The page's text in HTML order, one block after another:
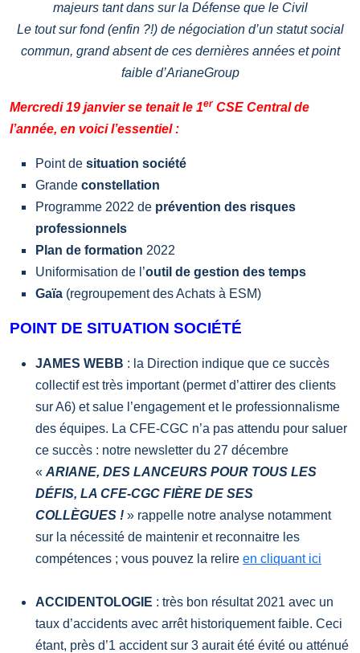
majeurs tant dans sur la Défense que le Civil
Le tout sur fond (enfin ?!) de négociation d’un statut social
commun, grand absent de ces dernières années et point
faible d’ArianeGroup
Mercredi 19 janvier se tenait le 1er CSE Central de
l’année, en voici l’essentiel :
Point de situation société
Grande constellation
Programme 2022 de prévention des risques
professionnels
Plan de formation 2022
Uniformisation de l’outil de gestion des temps
Gaïa (regroupement des Achats à ESM)
POINT DE SITUATION SOCIÉTÉ
JAMES WEBB : la Direction indique que ce succès
collectif est très important (permet d’attirer des clients
sur A6) et salue l’engagement et le professionnalisme
des équipes. La CFE-CGC n’a pas attendu pour saluer
ce succès : notre newsletter du 27 décembre
« ARIANE, DES LANCEURS POUR TOUS LES
DÉFIS, LA CFE-CGC FIÈRE DE SES
COLLÈGUES ! » rappelle notre analyse notamment
sur la nécessité de maintenir et reconnaitre les
compétences ; vous pouvez la relire en cliquant ici
ACCIDENTOLOGIE : très bon résultat 2021 avec un
taux d’accidents avec arrêt historiquement faible. Ceci
étant, près d’1 accident sur 3 aurait été évité ou atténué